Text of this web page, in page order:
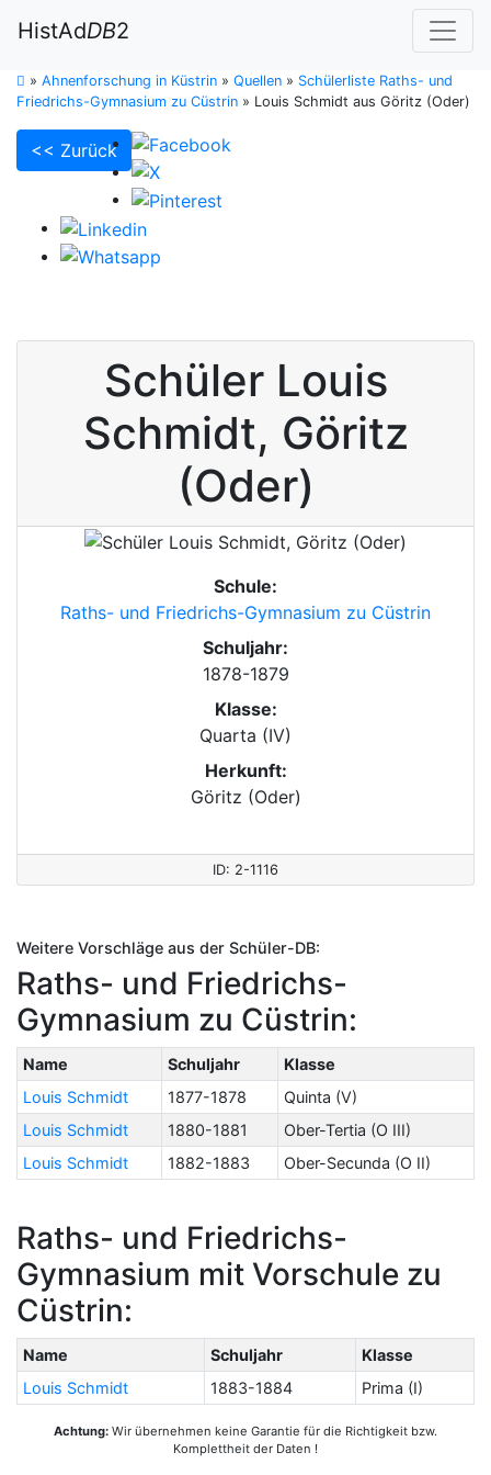
HistAdDB2
» Ahnenforschung in Küstrin » Quellen » Schülerliste Raths- und
Friedrichs-Gymnasium zu Cüstrin » Louis Schmidt aus Göritz (Oder)
<< Zurück
Schüler Louis
Schmidt, Göritz
(Oder)
Schule:
Raths- und Friedrichs-Gymnasium zu Cüstrin
Schuljahr:
1878-1879
Klasse:
Quarta (IV)
Herkunft:
Göritz (Oder)
ID: 2-1116
Weitere Vorschläge aus der Schüler-DB:
Raths- und Friedrichs-
Gymnasium zu Cüstrin:
Name Schuljahr
Klasse
Louis Schmidt
1877-1878
Quinta (V)
Louis Schmidt
1880-1881
Ober-Tertia (O III)
Louis Schmidt
1882-1883 Ober-Secunda (O II)
Raths- und Friedrichs-
Gymnasium mit Vorschule zu
Cüstrin:
Name Schuljahr
Klasse
Louis Schmidt
1883-1884 Prima (I)
Achtung: Wir übernehmen keine Garantie für die Richtigkeit bzw.
Komplettheit der Daten !